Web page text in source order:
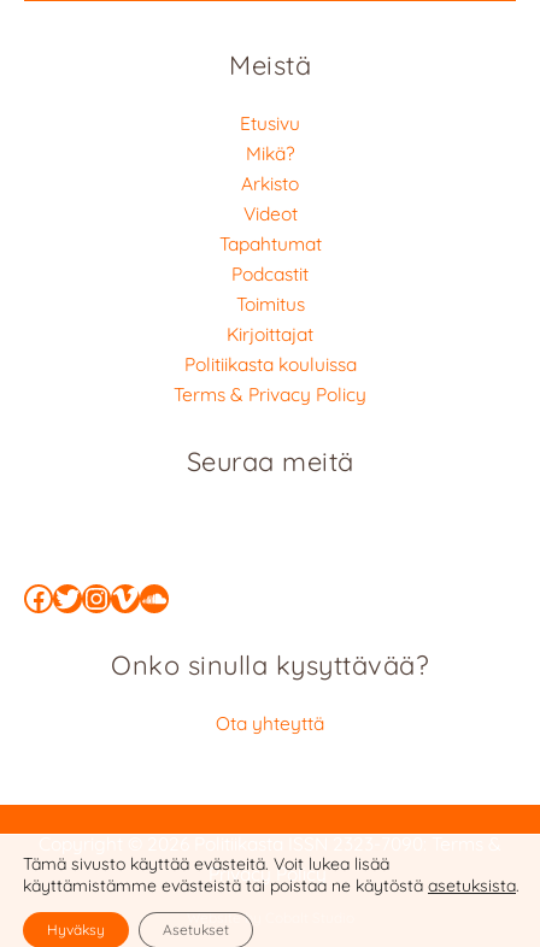
Meistä
Etusivu
Mikä?
Arkisto
Videot
Tapahtumat
Podcastit
Toimitus
Kirjoittajat
Politiikasta kouluissa
Terms & Privacy Policy
Seuraa meitä
Facebook
Twitter
Instagram
Vimeo
SoundCloud
Onko sinulla kysyttävää?
Ota yhteyttä
Privacy Policy
Website by Cobalt Studio
Tämä sivusto käyttää evästeitä. Voit lukea lisää
käyttämistämme evästeistä tai poistaa ne käytöstä asetuksista.
Hyväksy Asetukset